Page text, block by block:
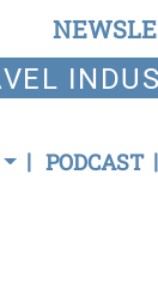
PODCAST